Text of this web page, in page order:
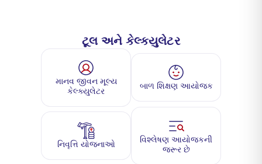
ટૂલ અને કેલ્ક્યુલેટર
માનવ જીવન મૂલ્ય
કેલ્ક્યુલેટર
બાળ શિક્ષણ આયોજક
નિવૃત્તિ યોજનાઓ
વિશ્લેષણ આયોજકની
જરૂર છે